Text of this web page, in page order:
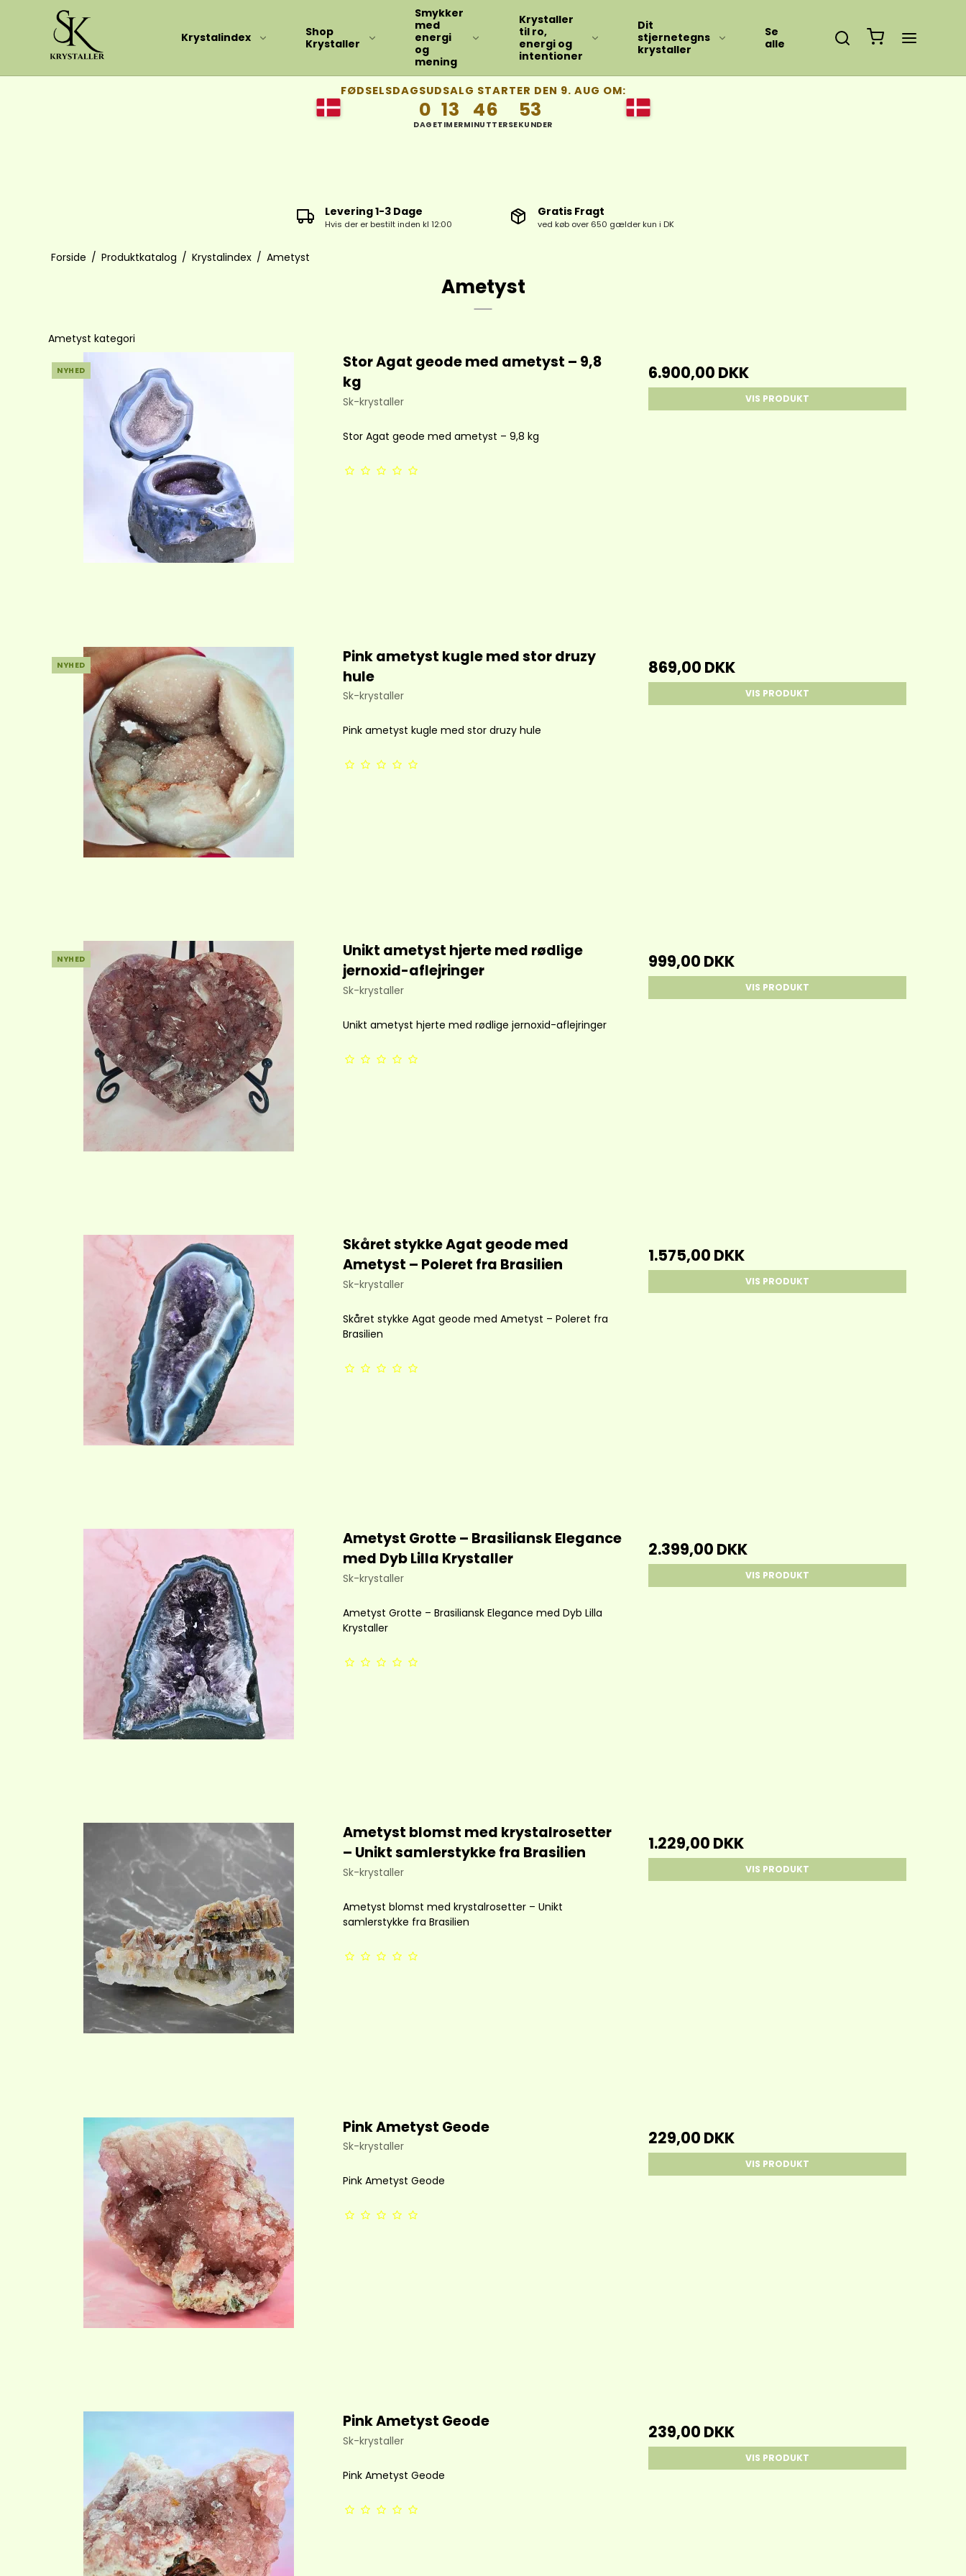
FØDSELSDAGSUDSALG STARTER DEN 9. AUG OM:
0
DAGE
13
TIMER
46
MINUTTER
52
SEKUNDER
Krystalindex
Shop
Krystaller
Smykker
med
energi
og
mening
Krystaller
til ro,
energi og
intentioner
Dit
stjernetegns
krystaller
Se
alle
Levering 1-3 Dage
Hvis der er bestilt inden kl 12:00
Gratis Fragt
ved køb over 650 gælder kun i DK
Forside / Produktkatalog / Krystalindex / Ametyst
Ametyst
Ametyst kategori
NYHED
Stor Agat geode med ametyst – 9,8
kg
Sk-krystaller
Stor Agat geode med ametyst – 9,8 kg
6.900,00 DKK
VIS PRODUKT
NYHED
Pink ametyst kugle med stor druzy
hule
Sk-krystaller
Pink ametyst kugle med stor druzy hule
869,00 DKK
VIS PRODUKT
NYHED
Unikt ametyst hjerte med rødlige
jernoxid-aflejringer
Sk-krystaller
Unikt ametyst hjerte med rødlige jernoxid-aflejringer
999,00 DKK
VIS PRODUKT
Skåret stykke Agat geode med
Ametyst – Poleret fra Brasilien
Sk-krystaller
Skåret stykke Agat geode med Ametyst – Poleret fra
Brasilien
1.575,00 DKK
VIS PRODUKT
Ametyst Grotte – Brasiliansk Elegance
med Dyb Lilla Krystaller
Sk-krystaller
Ametyst Grotte – Brasiliansk Elegance med Dyb Lilla
Krystaller
2.399,00 DKK
VIS PRODUKT
Ametyst blomst med krystalrosetter
– Unikt samlerstykke fra Brasilien
Sk-krystaller
Ametyst blomst med krystalrosetter – Unikt
samlerstykke fra Brasilien
1.229,00 DKK
VIS PRODUKT
Pink Ametyst Geode
Sk-krystaller
Pink Ametyst Geode
229,00 DKK
VIS PRODUKT
Pink Ametyst Geode
Sk-krystaller
Pink Ametyst Geode
239,00 DKK
VIS PRODUKT